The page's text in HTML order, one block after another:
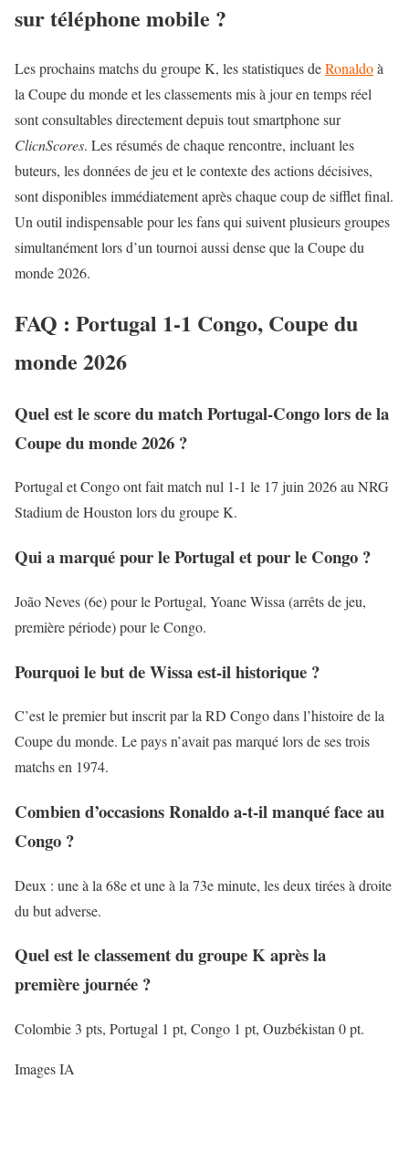
sur téléphone mobile ?
Les prochains matchs du groupe K, les statistiques deRonaldoà
la Coupe du monde et les classements mis à jour en temps réel
sont consultables directement depuis tout smartphone sur
ClicnScores. Les résumés de chaque rencontre, incluant les
buteurs, les données de jeu et le contexte des actions décisives,
sont disponibles immédiatement après chaque coup de sifflet final.
Un outil indispensable pour les fans qui suivent plusieurs groupes
simultanément lors d’un tournoi aussi dense que la Coupe du
monde 2026.
FAQ : Portugal 1-1 Congo, Coupe du
monde 2026
Quel est le score du match Portugal-Congo lors de la
Coupe du monde 2026 ?
Portugal et Congo ont fait match nul 1-1 le 17 juin 2026 au NRG
Stadium de Houston lors du groupe K.
Qui a marqué pour le Portugal et pour le Congo ?
João Neves (6e) pour le Portugal, Yoane Wissa (arrêts de jeu,
première période) pour le Congo.
Pourquoi le but de Wissa est-il historique ?
C’est le premier but inscrit par la RD Congo dans l’histoire de la
Coupe du monde. Le pays n’avait pas marqué lors de ses trois
matchs en 1974.
Combien d’occasions Ronaldo a-t-ilmanquéface au
Congo ?
Deux : une à la 68e et une à la 73e minute, les deux tirées à droite
du but adverse.
Quel est le classement du groupe K après la
première journée ?
Colombie 3 pts, Portugal 1 pt, Congo 1 pt, Ouzbékistan 0 pt.
Images IA